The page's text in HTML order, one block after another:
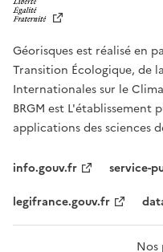
Géorisques est réalisé en
Transition Écologique, de
Internationales sur le
BRGM est L'établissement
applications des sciences
info.gouv.fr
service-
legifrance.gouv.fr
Nos